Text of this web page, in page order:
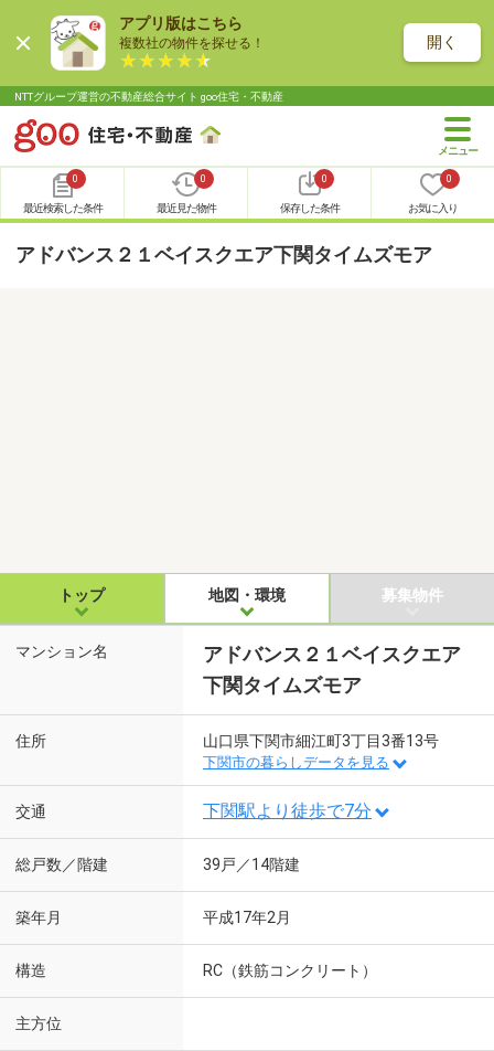
アプリ版はこちら
複数社の物件を探せる！ 開く
NTTグループ運営の不動産総合サイト goo住宅・不動産
0
最近検索した条件
0
最近見た物件
0
保存した条件
0
お気に入り
アドバンス２１ベイスクエア下関タイムズモア
トップ 地図・環境 募集物件
マンション名
アドバンス２１ベイスクエア
下関タイムズモア
住所 山口県下関市細江町3丁目3番13号
下関市の暮らしデータを見る
交通 下関駅より徒歩で7分
総戸数／階建 39戸／14階建
築年月 平成17年2月
構造 RC（鉄筋コンクリート）
主方位